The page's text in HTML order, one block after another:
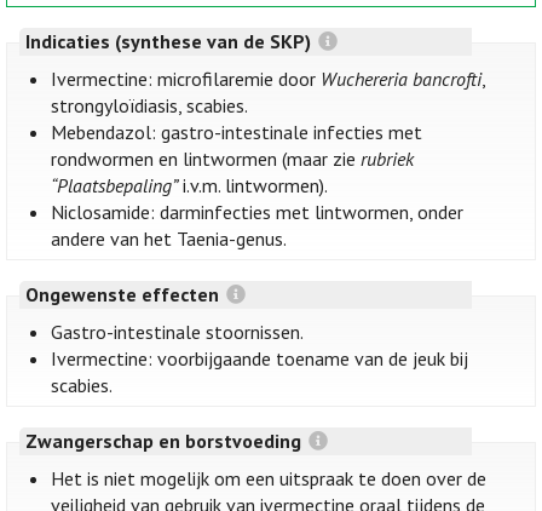
Indicaties (synthese van de SKP)
Ivermectine: microfilaremie door Wuchereria bancrofti,
strongyloïdiasis, scabies.
Mebendazol: gastro-intestinale infecties met
rondwormen en lintwormen (maar zierubriek
“Plaatsbepaling”i.v.m. lintwormen).
Niclosamide: darminfecties met lintwormen, onder
andere van het Taenia-genus.
Ongewenste effecten
Gastro-intestinale stoornissen.
Ivermectine: voorbijgaande toename van de jeuk bij
scabies.
Zwangerschap en borstvoeding
Het is niet mogelijk om een uitspraak te doen over de
veiligheid van gebruik van ivermectine oraal tijdens de